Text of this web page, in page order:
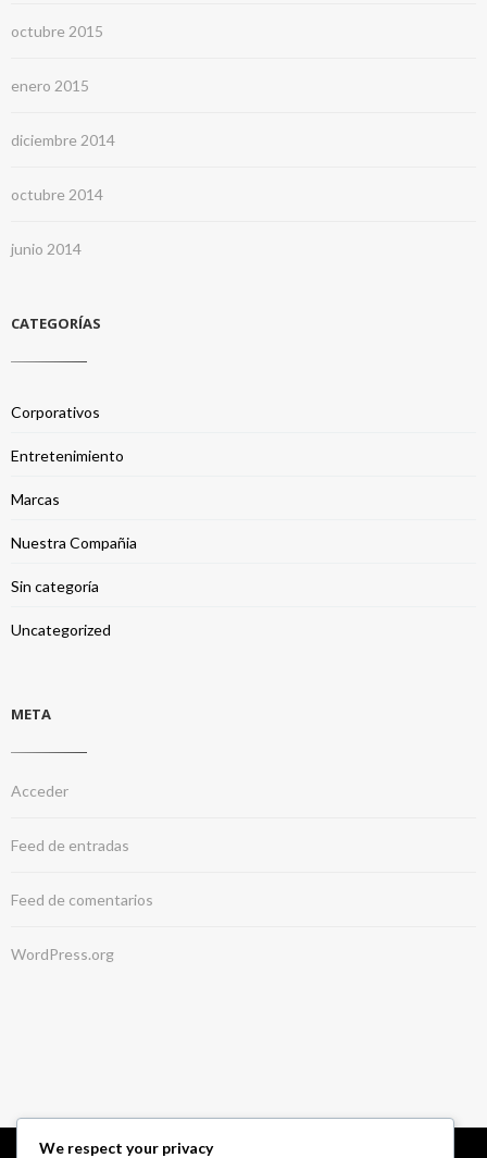
octubre 2015
enero 2015
diciembre 2014
octubre 2014
junio 2014
CATEGORÍAS
Corporativos
Entretenimiento
Marcas
Nuestra Compañia
Sin categoría
Uncategorized
META
Acceder
Feed de entradas
Feed de comentarios
WordPress.org
We respect your privacy